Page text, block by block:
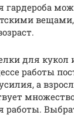
для кукол
работы
а
работы.